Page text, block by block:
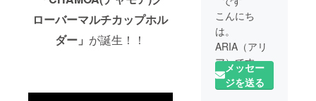
ローバーマルチカップホル
ダー」 が誕生！！
こんにち
は。
ARIA（アリ
ア）です。
車好きが集
まって、
メッセー
ジを送る